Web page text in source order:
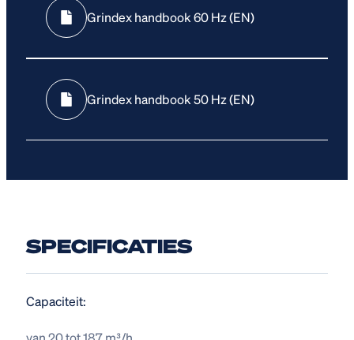
Grindex handbook 60 Hz (EN)
Grindex handbook 50 Hz (EN)
SPECIFICATIES
Capaciteit: